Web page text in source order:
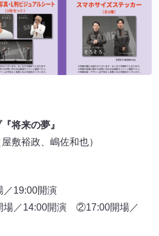
将来の夢』
敷裕政、嶋佐和也）
／19:00開演
場／14:00開演 ②17:00開場／